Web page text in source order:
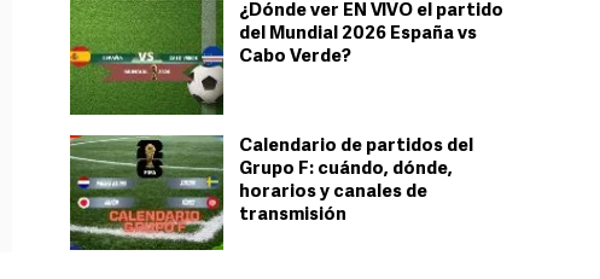
¿Dónde ver EN VIVO el partido
del Mundial 2026 España vs
Cabo Verde?
Calendario de partidos del
Grupo F: cuándo, dónde,
horarios y canales de
transmisión